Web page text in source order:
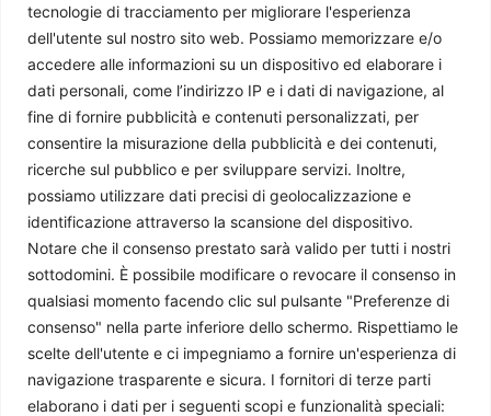
tecnologie di tracciamento per migliorare l'esperienza
dell'utente sul nostro sito web. Possiamo memorizzare e/o
accedere alle informazioni su un dispositivo ed elaborare i
dati personali, come l’indirizzo IP e i dati di navigazione, al
fine di fornire pubblicità e contenuti personalizzati, per
consentire la misurazione della pubblicità e dei contenuti,
ricerche sul pubblico e per sviluppare servizi. Inoltre,
possiamo utilizzare dati precisi di geolocalizzazione e
identificazione attraverso la scansione del dispositivo.
Notare che il consenso prestato sarà valido per tutti i nostri
sottodomini. È possibile modificare o revocare il consenso in
qualsiasi momento facendo clic sul pulsante "Preferenze di
consenso" nella parte inferiore dello schermo. Rispettiamo le
scelte dell'utente e ci impegniamo a fornire un'esperienza di
navigazione trasparente e sicura. I fornitori di terze parti
elaborano i dati per i seguenti scopi e funzionalità speciali:
L’UE e il Mercosur
Luca Sinagra Brisca - 28 Gennaio 2025
L’accordo commerciale UE-Mercosur: un passo strategico
per l’Europa
Filomena Ratto 22 Novembre 2024